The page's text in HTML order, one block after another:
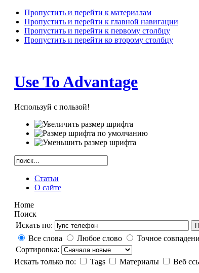
Пропустить и перейти к материалам
Пропустить и перейти к главной навигации
Пропустить и перейти к первому столбцу
Пропустить и перейти ко второму столбцу
Use To Advantage
Используй с пользой!
Статьи
О сайте
Home
Поиск
Искать по:
Все слова Любое слово
Точное
Сортировка:
Искать только по:
Tags Материалы Веб